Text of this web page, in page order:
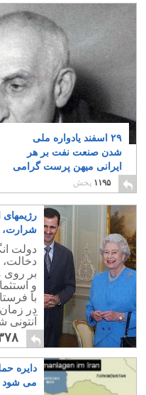
۲۹ اسفند یادواره ملی
شدن صنعت نفت بر هر
ایرانی میهن پرست گرامی
۳ ۱۱۹۵ پخش
رژیمهای
شرارت،
دخالت،
بر روی
و
با
در
گرفت.
دایره
می شود